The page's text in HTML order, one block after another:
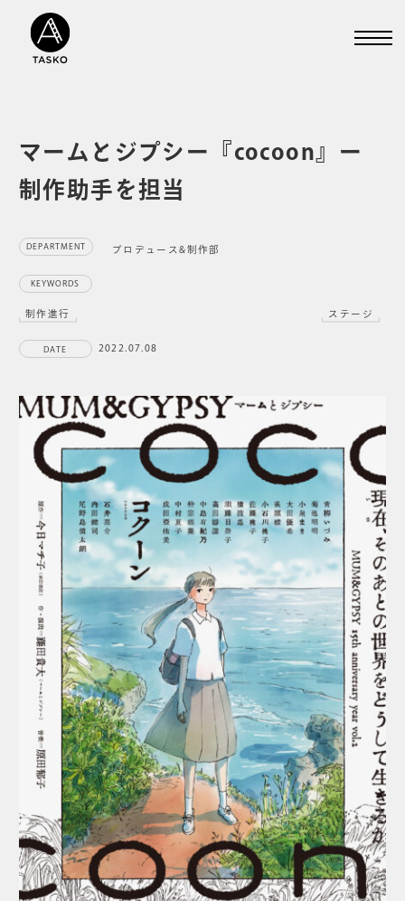
マームとジプシー『cocoon』ー
制作助手を担当
DEPARTMENT プロデュース&制作部
KEYWORDS
制作進行 ステージ
DATE 2022.07.08